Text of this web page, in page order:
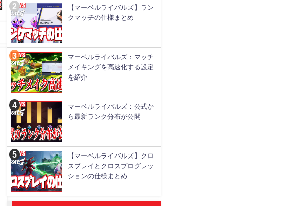
【マーベルライバルズ】ラン
クマッチの仕様まとめ
マーベルライバルズ：マッチ
メイキングを高速化する設定
を紹介
マーベルライバルズ：公式か
ら最新ランク分布が公開
【マーベルライバルズ】クロ
スプレイとクロスプログレッ
ションの仕様まとめ